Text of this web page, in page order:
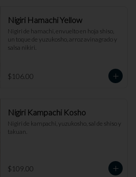
Nigiri Hamachi Yellow
Nigiri de hamachi, envuelto en hoja shiso,
un toque de yuzukosho, arroz avinagrado y
salsa nikiri.
$106.00
Nigiri Kampachi Kosho
Nigiri de kampachi, yuzukosho, sal de shiso y
takuan.
$109.00